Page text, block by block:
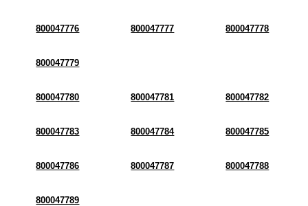
800047776 800047777 800047778
800047779
800047780 800047781 800047782
800047783 800047784 800047785
800047786 800047787 800047788
800047789